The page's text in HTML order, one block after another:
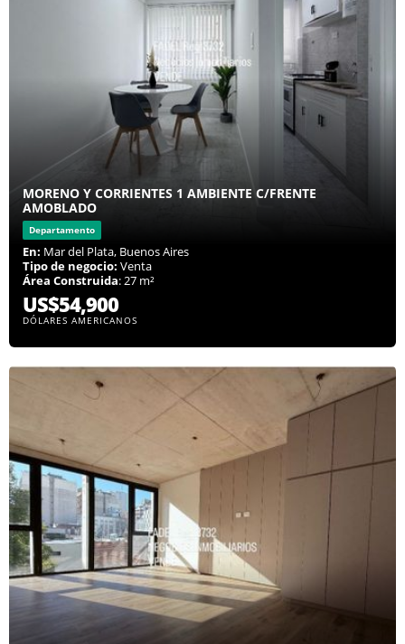
MORENO Y CORRIENTES 1 AMBIENTE C/FRENTE
AMOBLADO
Departamento
En: Mar del Plata, Buenos Aires
Tipo de negocio: Venta
Área Construida: 27 m²
US$54,900
DÓLARES AMERICANOS